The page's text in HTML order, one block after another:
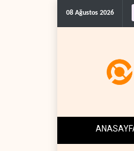
08 Ağustos 2026